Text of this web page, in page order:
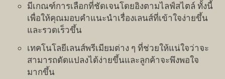
มีเกณฑ์การเลือกที่ชัดเจนโดยอิงตามไลฟ์สไตล์ ทั้งนี้
เพื่อให้คุณมอบคำแนะนำเรื่องเลนส์ที่เข้าใจง่ายขึ้น
และรวดเร็วขึ้น
เทคโนโลยีเลนส์พรีเมียมต่าง ๆ ที่ช่วยให้แน่ใจว่าจะ
สามารถดัดแปลงได้ง่ายขึ้นและลูกค้าจะพึงพอใจ
มากขึ้น